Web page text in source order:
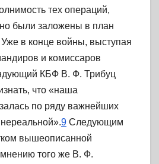
тех операций,
были заложены в план
в конце войны, выступая
и комиссаров
КБФ В. Ф. Трибуц
что «наша
по ряду важнейших
9 Следующим
вышеописанной
того же В. Ф.